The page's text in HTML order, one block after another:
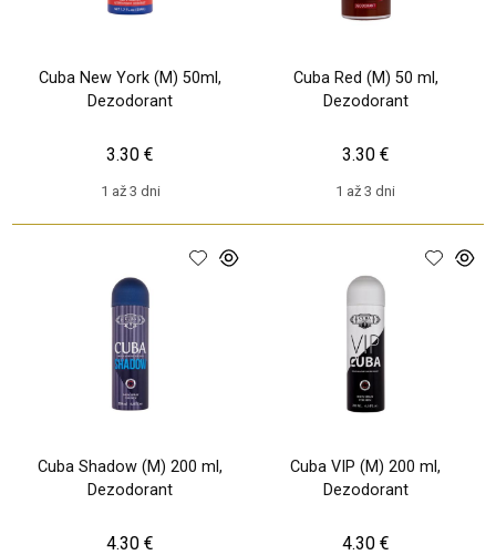
Cuba New York (M) 50ml,
Dezodorant
1 až 3 dni
3.30 €
Cuba Red (M) 50 ml,
Dezodorant
1 až 3 dni
3.30 €
Cuba Shadow (M) 200 ml,
Dezodorant
4.30 €
Cuba VIP (M) 200 ml,
Dezodorant
4.30 €